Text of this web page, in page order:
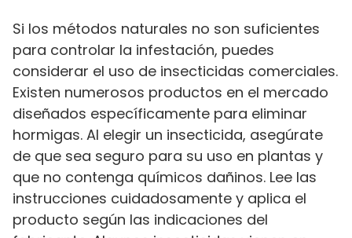
Si los métodos naturales no son suficientes
para controlar la infestación, puedes
considerar el uso de insecticidas comerciales.
Existen numerosos productos en el mercado
diseñados específicamente para eliminar
hormigas. Al elegir un insecticida, asegúrate
de que sea seguro para su uso en plantas y
que no contenga químicos dañinos. Lee las
instrucciones cuidadosamente y aplica el
producto según las indicaciones del